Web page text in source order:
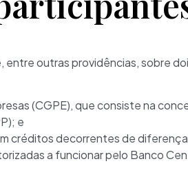
entre outras providências, sobre
(CGPE), que consiste na
e
créditos decorrentes de
a funcionar pelo Banco